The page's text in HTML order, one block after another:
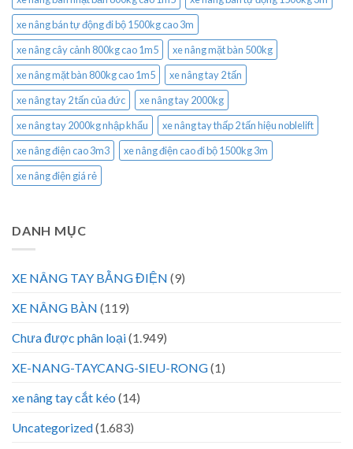
xe nâng bán tự động đi bộ 1500kg cao 3m
xe nâng cây cảnh 800kg cao 1m5
xe nâng mặt bàn 500kg
xe nâng mặt bàn 800kg cao 1m5
xe nâng tay 2 tấn
xe nâng tay 2 tấn của đức
xe nâng tay 2000kg
xe nâng tay 2000kg nhập khẩu
xe nâng tay thấp 2 tấn hiệu noblelift
xe nâng điện cao 3m3
xe nâng điện cao đi bộ 1500kg 3m
xe nâng điện giá rẻ
DANH MỤC
XE NÂNG TAY BẰNG ĐIỆN (9)
XE NÂNG BÀN (119)
Chưa được phân loại(1.949)
XE-NANG-TAYCANG-SIEU-RONG(1)
xe nâng tay cắt kéo (14)
Uncategorized(1.683)